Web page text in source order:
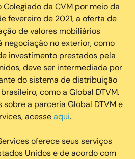
da CVM por meio da
fevereiro de 2021, a oferta de
de valores mobiliários
no exterior, como
investimento prestados pela
deve ser intermediada por
do sistema de distribuição
como a Global DTVM.
sobre a parceria Global DTVM e
acesseaqui.
oferece seus serviços
Unidos e de acordo com